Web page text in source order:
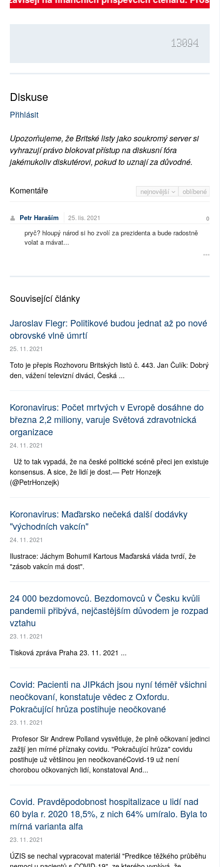
13094
Diskuse
Přihlásit
Upozorňujeme, že Britské listy jako soukromý server si
vyhrazují právo blokovat přístup na diskusní fóra
jakémukoliv diskutérovi, pokud to uznají za důvodné.
nejnovější oblíbené
Komentáře
Petr Haraším 25. lis. 2021 0
pryč? hloupý národ si ho zvolí za prezidenta a bude radostně
volat a mávat...
Související články
Jaroslav Flegr: Politikové budou jednat až po nové
obrovské vlně úmrtí
25. 11. 2021
Toto je přepis Rozhovoru Britských listů č. 443. Jan Čulík: Dobrý
den, vážení televizní diváci, Česká ...
Koronavirus: Počet mrtvých v Evropě dosáhne do
března 2,2 miliony, varuje Světová zdravotnická
organizace
24. 11. 2021
Už to tak vypadá, že na české politické scéně přeci jen existuje
konsensus. A sice, že lidí je dost.— Petr Honzejk
(@PetrHonzejk)
Koronavirus: Maďarsko nečeká další dodávky
"východních vakcín"
24. 11. 2021
Ilustrace: Jáchym Bohumil Kartous Maďarská vláda tvrdí, že
"zásob vakcín má dost".
24 000 bezdomovců. Bezdomovců v Česku kvůli
pandemii přibývá, nejčastějším důvodem je rozpad
vztahu
23. 11. 2021
Tisková zpráva Praha 23. 11. 2021 ...
Covid: Pacienti na JIPkách jsou nyní téměř všichni
neočkovaní, konstatuje vědec z Oxfordu.
Pokračující hrůza postihuje neočkované
23. 11. 2021
Profesor Sir Andrew Polland vysvětluje, že plně očkovaní jedinci
zažijí jen mírné příznaky covidu. "Pokračující hrůza" covidu
postihuje už většinou jen neočkovanéCovid-19 už není
chorobou očkovaných lidí, konstatoval And...
Covid. Pravděpodobnost hospitalizace u lidí nad
60 byla r. 2020 18,5%, z nich 64% umíralo. Byla to
mírná varianta alfa
23. 11. 2021
ÚZIS se nechal vypracovat materiál "Predikce těžkého průběhu